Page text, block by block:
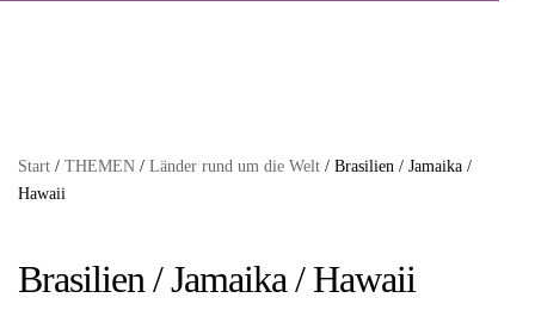
Start / THEMEN / Länder rund um die Welt / Brasilien / Jamaika /
Hawaii
Brasilien / Jamaika / Hawaii